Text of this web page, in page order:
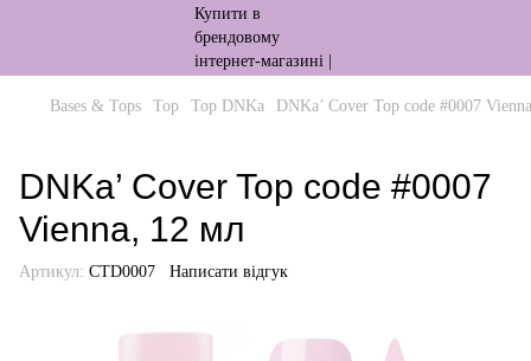
Bases & Tops Top Top DNKa DNKa’ Cover Top code #0007
DNKa’ Cover Top code #0007
Vienna, 12 мл
Артикул: CTD0007 Написати відгук